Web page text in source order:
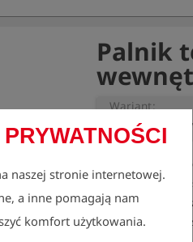
naszej stronie internetowej.
a inne pomagają nam
komfort użytkowania.
Palnik
Wariant:
Dla
Połączenie: nyple
Rodzaj gazu: gaz
Zawór: zawór